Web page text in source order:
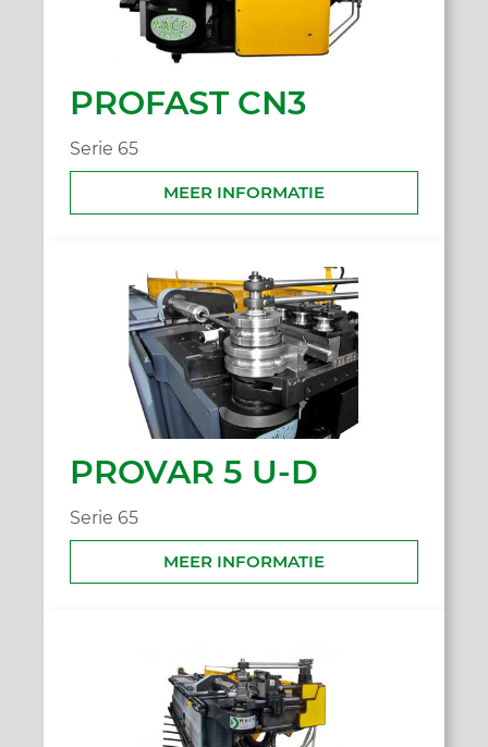
PROFAST CN3
Serie 65
MEER INFORMATIE
PROVAR 5 U-D
Serie 65
MEER INFORMATIE